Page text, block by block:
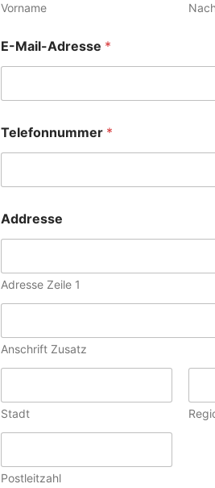
Vorname
E-Mail-Adresse *
Telefonnummer *
Addresse
Adresse Zeile 1
Anschrift Zusatz
Stadt
Postleitzahl